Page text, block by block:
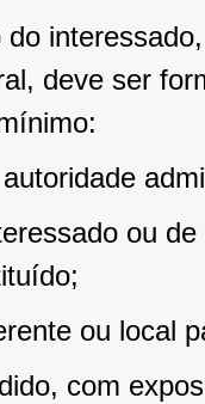
do
deve ser
ou
ou local
com